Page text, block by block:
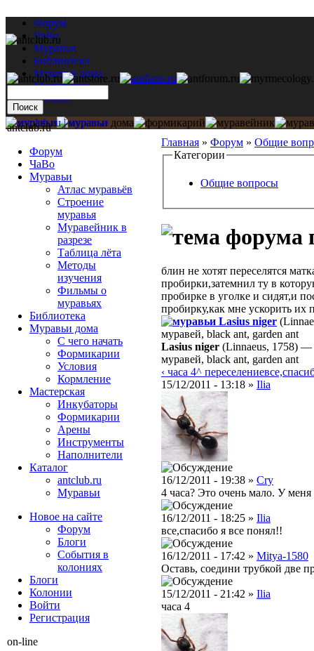
Форум
ЧаВо
Муравьи
Библиотека
Муравьи дома
Мастерская
Каталог
Главная » Форум » Общие
Категории
Общие вопросы
блин не хотят переселятся
пробирки,затемнил ту в
пробирке в уголке и сидят,и
пробирку,как мне ускорить их
Lasius niger
муравей, black ant, garden ant
Lasius niger (Linnaeus, 1758) —
муравей, black ant, garden ant
‹ часа 4^ переселение
15/12/2011 - 13:18 » Ilia
16/12/2011 - 19:38 » Cry
4 часа? Это очень мало. У
16/12/2011 - 18:25 » Ilia
все,спасибо я все понял!!
16/12/2011 - 17:42 » Mitya-1580
Оставь, соедини трубкой две
15/12/2011 - 21:42 » Ilia
часа 4
antclub.ru
Форум
ЧаВо
Муравьи
Атлас муравьёв
Строение
муравья
Муравейник в
разрезе
Таблица лёта
Методы
изучения
Фильмы о
муравьях
Библиотека
Муравьи дома
С чего начать
Формикарии
Условия
Кормление
Мастерская
Инкубаторы
Формикарии
Арены
Инструменты
Наполнители
Каталог
antclub.ru
Муравьи
Новое на сайте
Форум
Блоги
События в
колониях
Блоги
Колонии
Войти
Peгиcтpaция
on-line